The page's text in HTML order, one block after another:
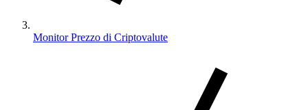
Monitor Prezzo di Criptovalute